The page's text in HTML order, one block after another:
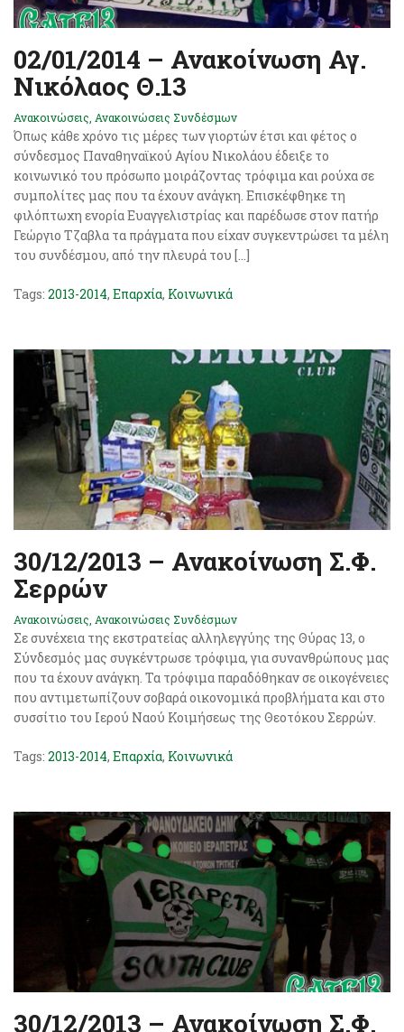
02/01/2014 – Ανακοίνωση Αγ.
Νικόλαος Θ.13
Ανακοινώσεις Ανακοινώσεις Συνδέσμων
Όπως κάθε χρόνο τις μέρες των γιορτών έτσι και φέτος ο
σύνδεσμος Παναθηναϊκού Αγίου Νικολάου έδειξε το
κοινωνικό του πρόσωπο μοιράζοντας τρόφιμα και ρούχα σε
συμπολίτες μας που τα έχουν ανάγκη. Επισκέφθηκε τη
φιλόπτωχη ενορία Ευαγγελιστρίας και παρέδωσε στον πατήρ
Γεώργιο Τζαβλα τα πράγματα που είχαν συγκεντρώσει τα μέλη
του συνδέσμου, από την πλευρά του […]
Tags: 2013-2014, Επαρχία, Κοινωνικά
30/12/2013 – Ανακοίνωση Σ.Φ.
Σερρών
Ανακοινώσεις Ανακοινώσεις Συνδέσμων
Σε συνέχεια της εκστρατείας αλληλεγγύης της Θύρας 13, ο
Σύνδεσμός μας συγκέντρωσε τρόφιμα, για συνανθρώπους μας
που τα έχουν ανάγκη. Τα τρόφιμα παραδόθηκαν σε οικογένειες
που αντιμετωπίζουν σοβαρά οικονομικά προβλήματα και στο
συσσίτιο του Ιερού Ναού Κοιμήσεως της Θεοτόκου Σερρών.
Tags: 2013-2014, Επαρχία, Κοινωνικά
30/12/2013 – Ανακοίνωση Σ.Φ.